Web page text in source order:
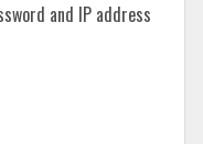
and IP address